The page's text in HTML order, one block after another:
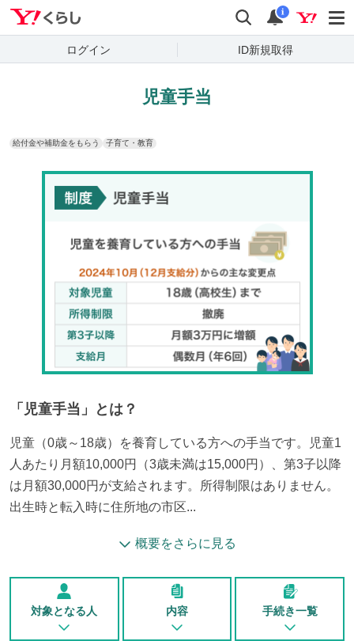
検索 通知
i
ログイン ID新規取得
児童手当
給付金や補助金をもらう 子育て・教育
「 児童手当 」とは？
児童（0歳～18歳）を養育している方への手当です。児童1
人あたり月額10,000円（3歳未満は15,000円）、第3子以降
は月額30,000円が支給されます。所得制限はありません。
出生時と転入時に住所地の市区...
概要をさらに見る
対象となる人 内容 手続き一覧